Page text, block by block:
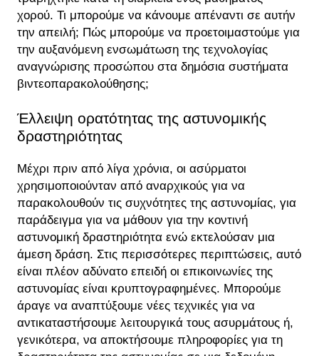
χορού. Τι μπορούμε να κάνουμε απέναντι σε αυτήν
την απειλή; Πώς μπορούμε να προετοιμαστούμε για
την αυξανόμενη ενσωμάτωση της τεχνολογίας
αναγνώρισης προσώπου στα δημόσια συστήματα
βιντεοπαρακολούθησης;
Έλλειψη ορατότητας της αστυνομικής
δραστηριότητας
Μέχρι πριν από λίγα χρόνια, οι ασύρματοι
χρησιμοποιούνταν από αναρχικούς για να
παρακολουθούν τις συχνότητες της αστυνομίας, για
παράδειγμα για να μάθουν για την κοντινή
αστυνομική δραστηριότητα ενώ εκτελούσαν μια
άμεση δράση. Στις περισσότερες περιπτώσεις, αυτό
είναι πλέον αδύνατο επειδή οι επικοινωνίες της
αστυνομίας είναι κρυπτογραφημένες. Μπορούμε
άραγε να αναπτύξουμε νέες τεχνικές για να
αντικαταστήσουμε λειτουργικά τους ασυρμάτους ή,
γενικότερα, να αποκτήσουμε πληροφορίες για τη